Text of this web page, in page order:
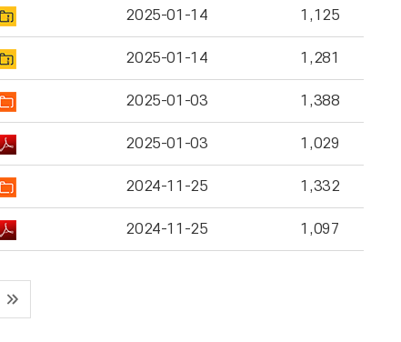
2025-01-14 1,125
2025-01-14 1,281
2025-01-03 1,388
2025-01-03 1,029
2024-11-25 1,332
2024-11-25 1,097